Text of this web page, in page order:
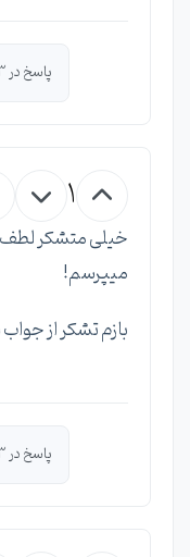
پاسخ در 1395/01/23 توسط
1
خیلی متشکر لطف
میپرسم!
بازم تشکر از
پاسخ در 1395/01/23 توسط